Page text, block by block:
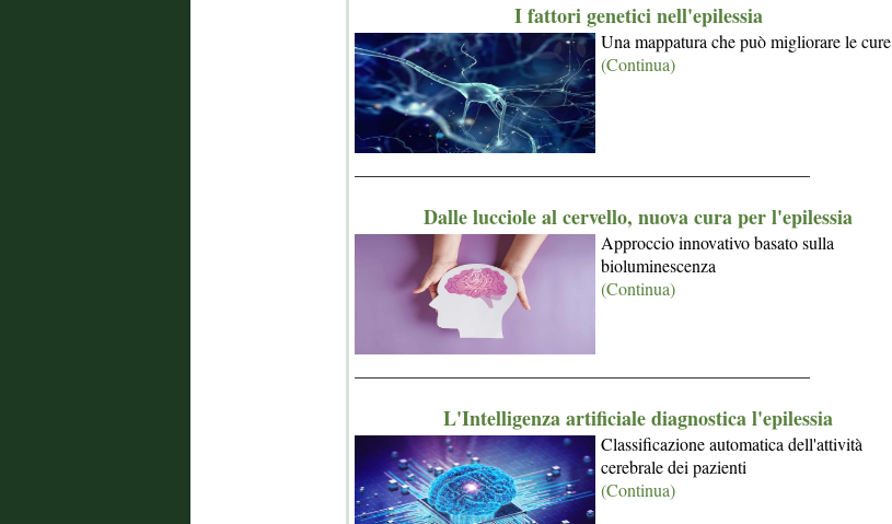
I fattori genetici nell'epilessia
Una mappatura che può migliorare le cure
(Continua)
Dalle lucciole al cervello, nuova cura per l'epilessia
Approccio innovativo basato sulla
bioluminescenza
(Continua)
L'Intelligenza artificiale diagnostica l'epilessia
Classificazione automatica dell'attività
cerebrale dei pazienti
(Continua)